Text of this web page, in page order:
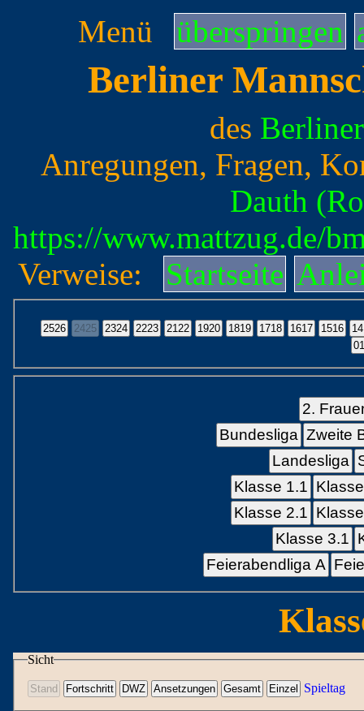
Menü überspringen
Berliner
des
Anregungen, Fragen,
Dauth
https://www.mattzug.de/
Verweise:
Startseite
2.
Bundesliga Zweite
Landesliga
Klasse 1.1
Klasse 2.1
Klasse 3.1
Feierabendliga A
Sicht
Spieltag